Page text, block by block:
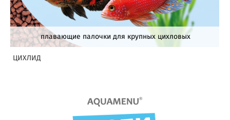
плавающие палочки для крупных цихловых
ЦИХЛИД